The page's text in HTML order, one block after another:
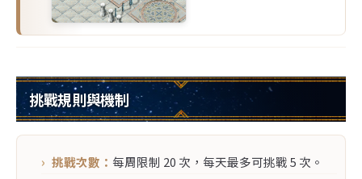
挑戰規則與機制
挑戰次數： 每周限制 20 次，每天最多可挑戰 5 次。